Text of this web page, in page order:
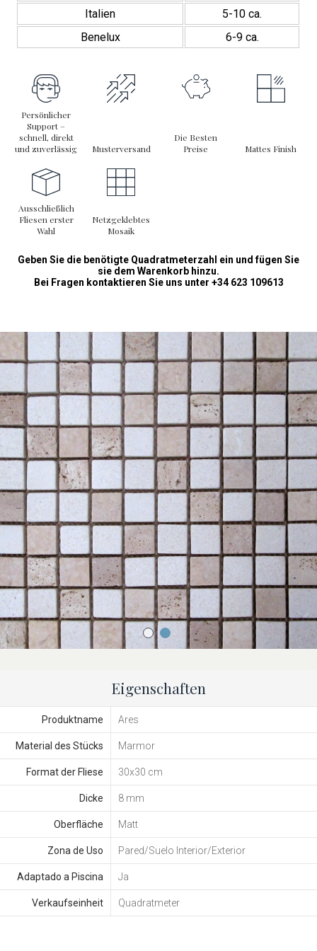
Mosaikgröße: 30×30 cm
Stärke: 8 mm
Oberfläche: Matt
Verlegeformat: Netz (Netzmosaik)
Produktcode: INT047
✅ Das Mosaik Ares 30×30 ist die perfekte Wahl für alle, die ihre
Wände in elegante, moderne Flächen mit zeitlosem Stil
verwandeln möchten.
Italien
5-10 ca.
Benelux
6-9 ca.
Persönlicher
Support –
schnell, direkt
und zuverlässig
Musterversand
Die Besten
Preise
Mattes Finish
Ausschließlich
Fliesen erster
Wahl
Netzgeklebtes
Mosaik
Geben Sie die benötigte Quadratmeterzahl ein und fügen Sie
sie dem Warenkorb hinzu.
Bei Fragen kontaktieren Sie uns unter +34 623 109613
Eigenschaften
Produktname Ares
Material des Stücks Marmor
Format der Fliese 30x30 cm
Dicke 8 mm
Oberfläche Matt
Zona de Uso Pared/Suelo Interior/Exterior
Adaptado a Piscina Ja
Verkaufseinheit Quadratmeter